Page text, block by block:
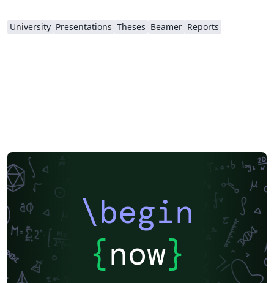
University Presentations Theses Beamer Reports
\begin
{now}